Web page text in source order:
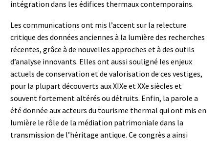
intégration dans les édifices thermaux contemporains.
Les communications ont mis l’accent sur la relecture
critique des données anciennes à la lumière des recherches
récentes, grâce à de nouvelles approches et à des outils
d’analyse innovants. Elles ont aussi souligné les enjeux
actuels de conservation et de valorisation de ces vestiges,
pour la plupart découverts aux XIXe et XXe siècles et
souvent fortement altérés ou détruits. Enfin, la parole a
été donnée aux acteurs du tourisme thermal qui ont mis en
lumière le rôle de la médiation patrimoniale dans la
transmission de l’héritage antique. Ce congrès a ainsi